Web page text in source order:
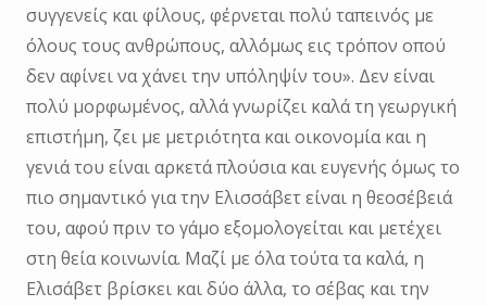
συγγενείς και φίλους, φέρνεται πολύ ταπεινός με
όλους τους ανθρώπους, αλλ΄όμως εις τρόπον οπού
δεν αφίνει να χάνει την υπόληψίν του». Δεν είναι
πολύ μορφωμένος, αλλά γνωρίζει καλά τη γεωργική
επιστήμη, ζει με μετριότητα και οικονομία και η
γενιά του είναι αρκετά πλούσια και ευγενής όμως το
πιο σημαντικό για την Ελισσάβετ είναι η θεοσέβειά
του, αφού πριν το γάμο εξομολογείται και μετέχει
στη θεία κοινωνία. Μαζί με όλα τούτα τα καλά, η
Ελισάβετ βρίσκει και δύο άλλα, το σέβας και την